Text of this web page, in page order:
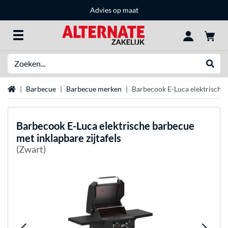
Advies op maat
Home Barbecue Barbecue merken Barbecook E-Luca
Barbecook E-Luca elektrische barbecue
met inklapbare zijtafels
(Zwart)